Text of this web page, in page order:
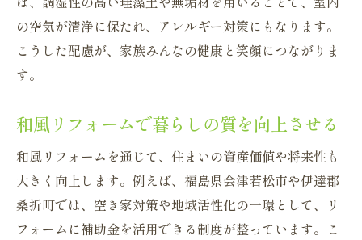
の空気が清浄に保たれ、アレルギー対策にもなります。
こうした配慮が、家族みんなの健康と笑顔につながりま
す。
和風リフォームで暮らしの質を向上させる
和風リフォームを通じて、住まいの資産価値や将来性も
大きく向上します。例えば、福島県会津若松市や伊達郡
桑折町では、空き家対策や地域活性化の一環として、リ
フォームに補助金を活用できる制度が整っています。こ